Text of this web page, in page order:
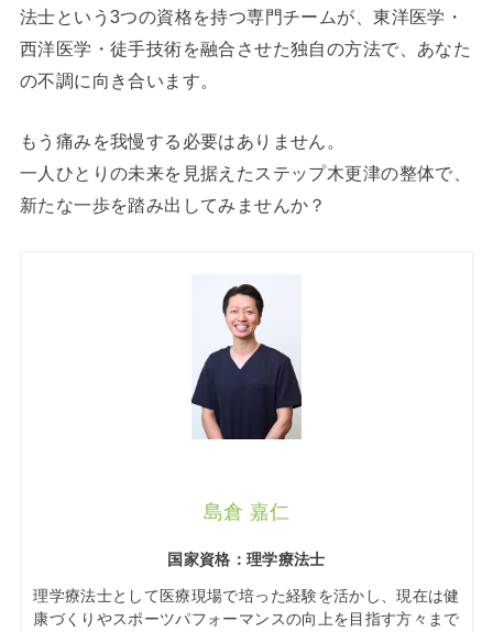
法士という3つの資格を持つ専門チームが、東洋医学・
西洋医学・徒手技術を融合させた独自の方法で、あなた
の不調に向き合います。
もう痛みを我慢する必要はありません。
一人ひとりの未来を見据えたステップ木更津の整体で、
新たな一歩を踏み出してみませんか？
島倉 嘉仁
国家資格：理学療法士
理学療法士として医療現場で培った経験を活かし、現在は健
康づくりやスポーツパフォーマンスの向上を目指す方々まで